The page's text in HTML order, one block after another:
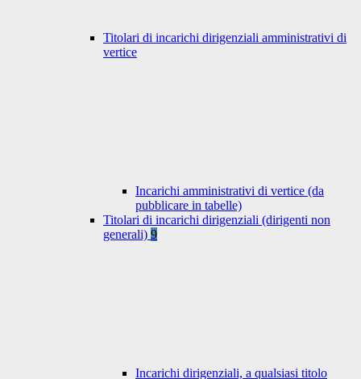
Titolari di incarichi dirigenziali amministrativi di
vertice
Incarichi amministrativi di vertice (da
pubblicare in tabelle)
Titolari di incarichi dirigenziali (dirigenti non
generali) 9
Incarichi dirigenziali, a qualsiasi titolo